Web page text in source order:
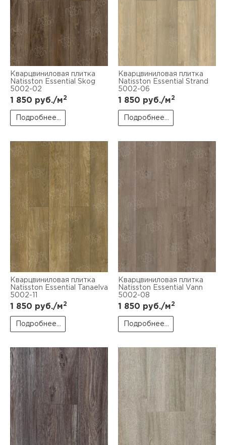
Кварцвиниловая плитка
Natisston Essential Skog
5002-02
1 850 руб./м2
Подробнее...
Кварцвиниловая плитка
Natisston Essential Strand
5002-06
1 850 руб./м2
Подробнее...
Кварцвиниловая плитка
Natisston Essential Tanaelva
5002-11
1 850 руб./м2
Подробнее...
Кварцвиниловая плитка
Natisston Essential Vann
5002-08
1 850 руб./м2
Подробнее...